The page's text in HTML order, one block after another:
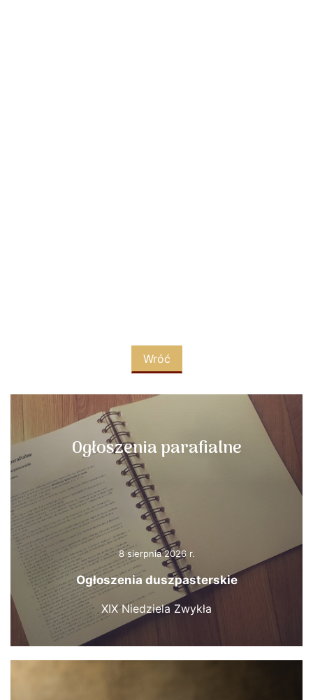
Wróć
Ogłoszenia parafialne
8 sierpnia 2026 r.
Ogłoszenia duszpasterskie
XIX Niedziela Zwykła